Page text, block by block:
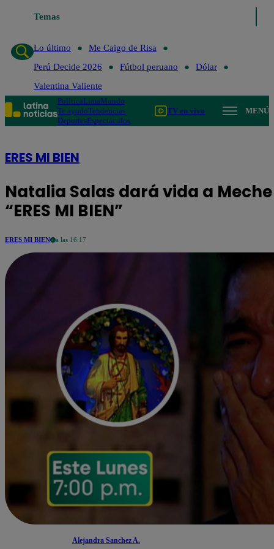
Temas
de Risa Perú Decide 2026
Lo último
Me Caigo de Risa
Perú Decide 2026
Fútbol peruano
Dólar
Valentina Valiente
PolíticaLimaMundo
Te ayudoTendencias
DeportesEspectáculos
TV en vivo MENÚ
ERES MI BIEN
Natalia Salas dará vida a
“ERES MI BIEN”
ERES MI BIEN a las 16:17
Alejandra Sanchez A.